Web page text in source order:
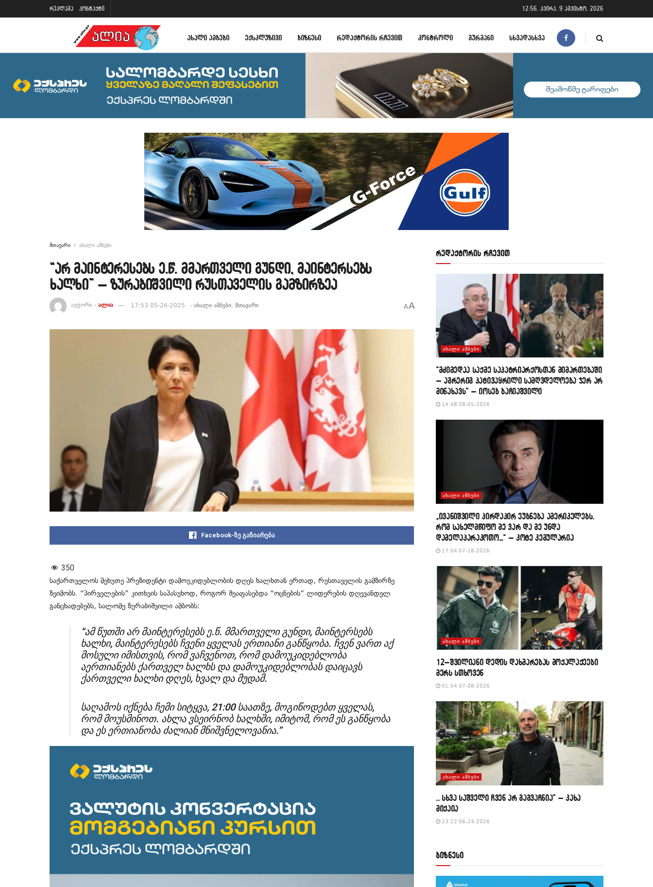
რეკლამა კონტაქტი 12:56, კვირა, 9 აგვისტო, 2026
ᲐᲮᲐᲚᲘ ᲐᲛᲑᲔᲑᲘ ᲔᲥᲡᲙᲚᲣᲖᲘᲕᲘ ᲑᲘᲖᲜᲔᲡᲘ ᲠᲔᲓᲐᲥᲢᲝᲠᲘᲡ ᲠᲩᲔᲕᲘᲗ ᲙᲝᲜᲢᲠᲝᲚᲘ ᲒᲣᲠᲛᲐᲜᲘ ᲡᲮᲕᲐᲓᲐᲡᲮᲕᲐ
მთავარი ახალი ამბები
“არ მაინტერესებს ე.წ. მმართველი გუნდი, მაინტერსებს
ხალხი” – ზურაბიშვილი რუსთაველის გამზირზეა
ავტორი - ალია 17:53 05-26-2025 - ახალი ამბები, მთავარი AA
Facebook-ზე გაზიარება
350
საქართველოს მეხუთე პრეზიდენტი დამოუკიდებლობის დღეს ხალხთან ერთად, რუსთაველის გამზირზე
ზეიმობს. “პირველების” კითხვის საპასუხოდ, როგორ შეაფასებდა “ოცნების” ლიდერების დღევანდელ
განცხადებებს, სალომე ზურაბიშვილი ამბობს:
“ამ წუთში არ მაინტერესებს ე.წ. მმართველი გუნდი, მაინტერსებს
ხალხი, მაინტერესებს ჩვენი ყველას ერთიანი განწყობა. ჩვენ ვართ აქ
მოსული იმისთვის, რომ ვაჩვენოთ, რომ დამოუკიდებლობა
აერთიანებს ქართველ ხალხს და დამოუკიდებლობას დაიცავს
ქართველი ხალხი დღეს, ხვალ და მუდამ.
საღამოს იქნება ჩემი სიტყვა, 21:00 საათზე, მოგიწოდებთ ყველას,
რომ მოუსმინოთ. ახლა ვსეირნობ ხალხში, იმიტომ, რომ ეს განწყობა
და ეს ერთიანობა ძალიან მნიშვნელოვანია.”
რედაქტორის რჩევით
ᲐᲮᲐᲚᲘ ᲐᲛᲑᲔᲑᲘ
“მძიმედაა საქმე საპატრიარქოსთან მიმართებაში
– აგრერიგ პატივაყრილი სამღვდელოება ჯერ არ
მინახავს” – იოსებ ბაჩიაშვილი
14:48 08-05-2026
ᲐᲮᲐᲚᲘ ᲐᲛᲑᲔᲑᲘ
„ივანიშვილი პირდაპირ ეუბნება ამერიკელებს,
რომ სახელმწიფო მე ვარ და მე უნდა
დამელაპარაკოთო…“ – კოტე კემულარია
17:04 07-18-2026
ᲐᲮᲐᲚᲘ ᲐᲛᲑᲔᲑᲘ
12–შვილიანი დედის დახმარებას მოქალაქეები
მერს სთხოვენ
01:04 07-08-2026
ᲐᲮᲐᲚᲘ ᲐᲛᲑᲔᲑᲘ
,, სხვა საშველი ჩვენ არ გაგვაჩნია” – კახა
მიქაია
23:22 06-24-2026
ბიზნესი